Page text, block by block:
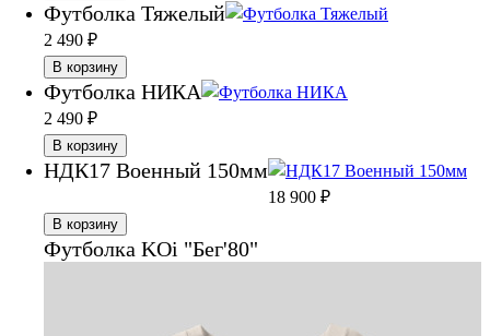
Футболка Тяжелый
2 490 ₽
В корзину
Футболка НИКА
2 490 ₽
В корзину
НДК17 Военный 150мм
18 900 ₽
В корзину
Футболка KOi "Бег'80"